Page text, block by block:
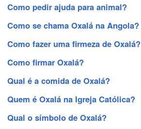
Como pedir ajuda para animal?
Como se chama Oxalá na Angola?
Como fazer uma firmeza de Oxalá?
Como firmar Oxalá?
Qual é a comida de Oxalá?
Quem é Oxalá na Igreja Católica?
Qual o símbolo de Oxalá?